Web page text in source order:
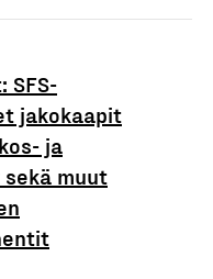
SFS-
jakokaapit
ja
muut